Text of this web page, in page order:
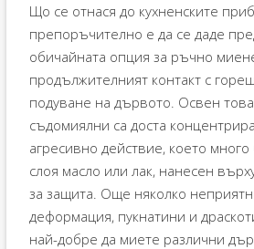
Що се отнася до кухненските
препоръчително е да се даде
обичайната опция за ръчно
продължителният контакт с
подуване на дървото. Освен
съдомиялни са доста
агресивно действие, което
слоя масло или лак, нанесен
за защита. Още няколко
деформация, пукнатини и
най-добре да миете различни